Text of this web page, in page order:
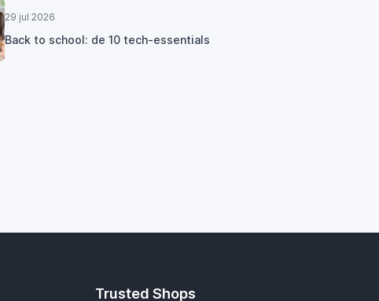
29 jul 2026
Back to school: de 10 tech-essentials
Trusted Shops